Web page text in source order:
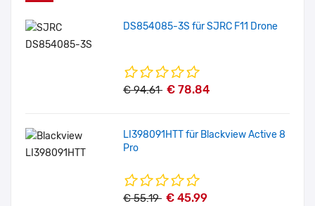
DS854085-3S für SJRC F11 Drone
€ 94.61 € 78.84
LI398091HTT für Blackview Active 8
Pro
€ 55.19 € 45.99